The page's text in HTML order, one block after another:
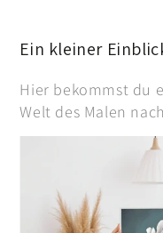
Ein kleiner
Hier bekommst du
Welt des Malen